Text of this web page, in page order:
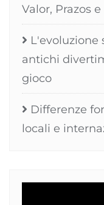
Valor, Prazos
L'evoluzione
antichi
gioco
Differenze
locali e